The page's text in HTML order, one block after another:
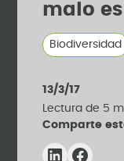
malo
Biodiversidad
13/3/17
Lectura de 5
Comparte